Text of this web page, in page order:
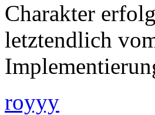
Charakter
letztendlich
royyy